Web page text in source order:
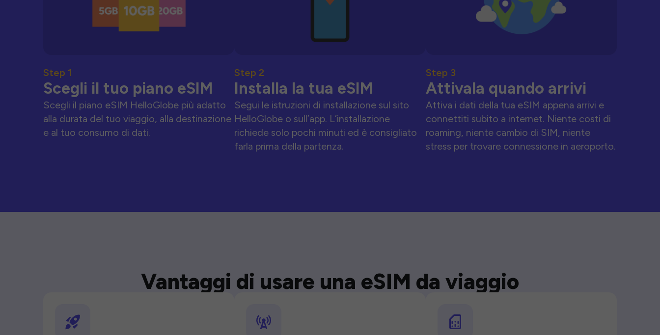
Step 1
Scegli il tuo piano eSIM
Scegli il piano eSIM HelloGlobe più adatto
alla durata del tuo viaggio, alla destinazione
e al tuo consumo di dati.
Step 2
Installa la tua eSIM
Segui le istruzioni di installazione sul sito
HelloGlobe o sull’app. L’installazione
richiede solo pochi minuti ed è consigliato
farla prima della partenza.
Step 3
Attivala quando arrivi
Attiva i dati della tua eSIM appena arrivi e
connettiti subito a internet. Niente costi di
roaming, niente cambio di SIM, niente
stress per trovare connessione in aeroporto.
Vantaggi di usare una eSIM da viaggio